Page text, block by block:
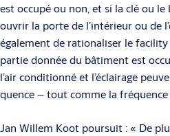
est occu­pé ou non, et si la clé ou
ouvrir la porte de l’intérieur ou de
également de rationaliser le facility
partie donnée du bâtiment est
l’air conditionné et l’éclairage
quence – tout comme la
Jan Willem Koot poursuit : « De